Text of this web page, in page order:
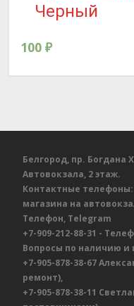
Черный
100 ₽
Белгород, пр. Богдана
Автовокзала, 2 этаж.
Контактные телефоны:
магазина на
Телефон, Telegram
+7-909-212-88-31 -
Вопросы по наличию и
+7-905-878-38-67
ремонт),
+7-905-878-38-11